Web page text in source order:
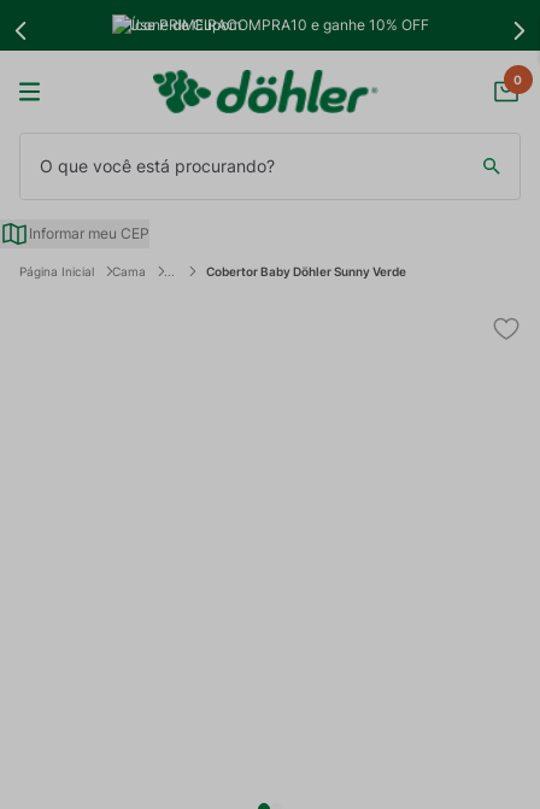
Use PRIMEIRACOMPRA10 e ganhe 10% OFF
0
Informar meu CEP
Cama Cobertor Baby Döhler Sunny Verde